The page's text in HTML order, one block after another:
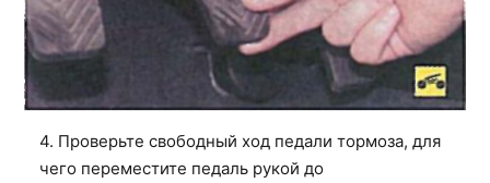
4. Проверьте свободный ход педали тормоза, для
чего переместите педаль рукой до